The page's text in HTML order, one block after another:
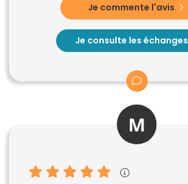
Je commente l'avis
Je consulte les échanges
M